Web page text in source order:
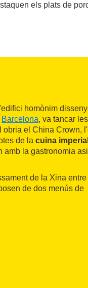
els plats de
homònim
Barcelona, va tancar les
el China Crown,
de la cuina imperial
amb la gastronomia
de la Xina
de dos menús de